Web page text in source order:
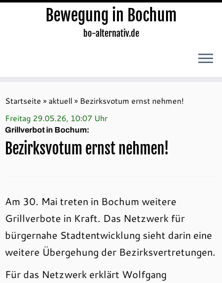
Inhalt
springen
Bewegung in Bochum
bo-alternativ.de
Startseite » aktuell » Bezirksvotum ernst nehmen!
Freitag 29.05.26, 10:07 Uhr
Grillverbot in Bochum:
Bezirksvotum ernst nehmen!
Am 30. Mai treten in Bochum weitere
Grillverbote in Kraft. Das Netzwerk für
bürgernahe Stadtentwicklung sieht darin eine
weitere Übergehung der Bezirksvertretungen.
Für das Netzwerk erklärt Wolfgang